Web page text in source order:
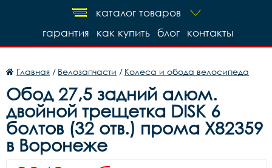
каталог товаров
контакты
блог
как купить
гарантия
Главная / Велозапчасти / Колеса и обода велосипеда
Обод 27,5 задний алюм.
двойной трещетка DISK 6
болтов (32 отв.) прома X82359
в Воронеже